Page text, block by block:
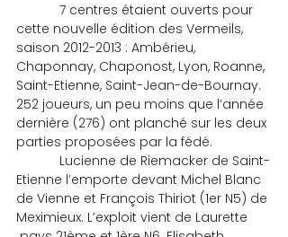
7 centres étaient ouverts pour
cette nouvelle édition des Vermeils,
saison 2012-2013 : Ambérieu,
Chaponnay, Chaponost, Lyon, Roanne,
Saint-Etienne, Saint-Jean-de-Bournay.
252 joueurs, un peu moins que l’année
dernière (276) ont planché sur les deux
parties proposées par la fédé.
Lucienne de Riemacker de Saint-
Etienne l’emporte devant Michel Blanc
de Vienne et François Thiriot (1er N5) de
Meximieux. L’exploit vient de Laurette